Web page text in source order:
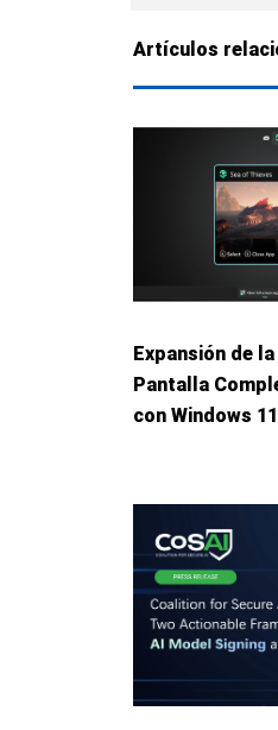
Artículos
Expansión de
Pantalla
con Windows 11